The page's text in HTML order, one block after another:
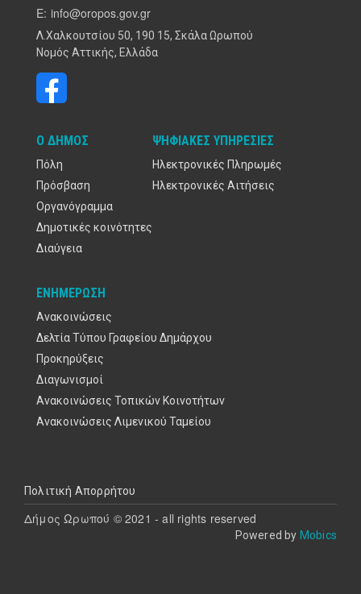
E: info@oropos.gov.gr
Λ.Χαλκουτσίου 50, 190 15, Σκάλα Ωρωπού
Νομός Αττικής, Ελλάδα
Ο ΔΉΜΟΣ
Πόλη
Πρόσβαση
Οργανόγραμμα
Δημοτικές κοινότητες
Διαύγεια
ΨΗΦΙΑΚΈΣ ΥΠΗΡΕΣΊΕΣ
Ηλεκτρονικές Πληρωμές
Ηλεκτρονικές Αιτήσεις
ΕΝΗΜΈΡΩΣΗ
Ανακοινώσεις
Δελτία Τύπου Γραφείου Δημάρχου
Προκηρύξεις
Διαγωνισμοί
Ανακοινώσεις Τοπικών Κοινοτήτων
Ανακοινώσεις Λιμενικού Ταμείου
Υποσέλιδο
Πολιτική Απορρήτου
Δήμος Ωρωπού © 2021 - all rights reserved
Powered by Mobics